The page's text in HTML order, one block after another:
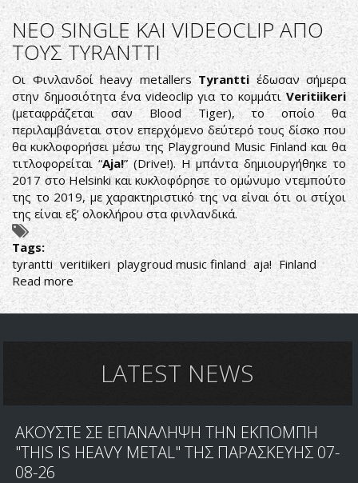
ΝΕΟ SINGLE KAI VIDEOCLIP ΑΠΟ
ΤΟΥΣ TYRANTTI
Οι Φινλανδοί heavy metallers Tyrantti έδωσαν σήμερα
στην δημοσιότητα ένα videoclip για το κομμάτιVeritiikeri
(μεταφράζεται σαν Blood Tiger), το οποίο θα
περιλαμβάνεται στον επερχόμενο δεύτερό τους δίσκο που
θα κυκλοφορήσει μέσω της Playground Music Finland και θα
τιτλοφορείται “Aja!” (Drive!). Η μπάντα δημιουργήθηκε το
2017 στο Helsinki και κυκλοφόρησε το ομώνυμο ντεμπούτο
της το 2019, με χαρακτηριστικό της να είναι ότι οι στίχοι
της είναι εξ’ ολοκλήρου στα φινλανδικά.
Tags:
tyrantti veritiikeri playgroud music finland aja! Finland
Read more about
ΝΕΟ
SINGLE
ΤΟΥΣLATEST NEWS
ΑΚΟΥΣΤΕ ΣΕ ΕΠΑΝΑΛΗΨΗ ΤΗΝ ΕΚΠΟΜΠΗ
"THIS IS HEAVY METAL" ΤΗΣ ΠΑΡΑΣΚΕΥΗΣ 07-
08-26